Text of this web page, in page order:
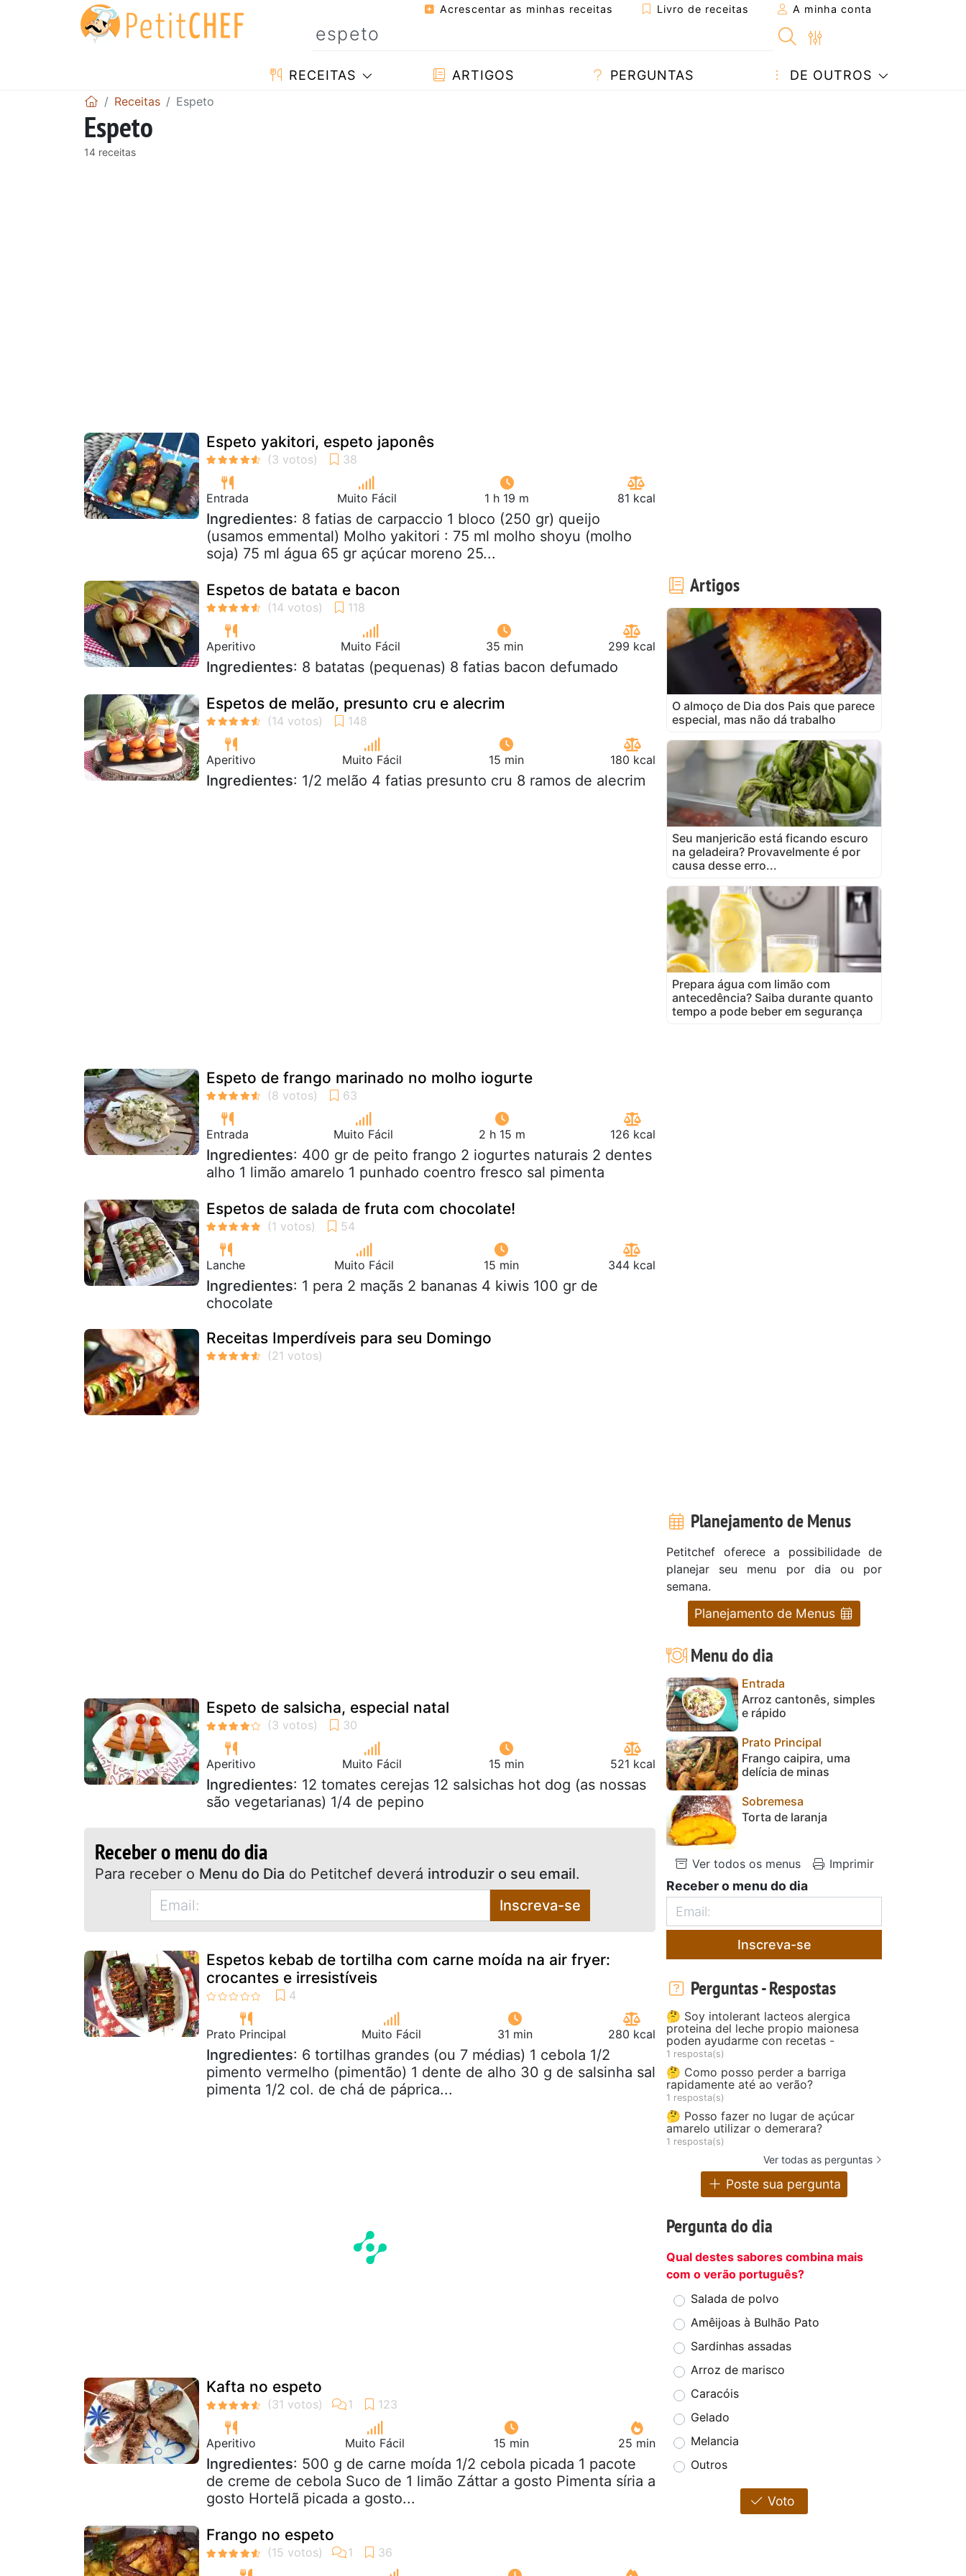
Acrescentar as minhas receitas Livro de receitas A minha conta
RECEITAS ARTIGOS PERGUNTAS DE OUTROS
Receitas Espeto
Espeto
14 receitas
Espeto yakitori, espeto japonês
Entrada Muito Fácil 1 h 19 m 81 kcal
Ingredientes: 8 fatias de carpaccio 1 bloco (250 gr) queijo
(usamos emmental) Molho yakitori : 75 ml molho shoyu (molho
soja) 75 ml água 65 gr açúcar moreno 25...
Espetos de batata e bacon
Aperitivo Muito Fácil 35 min 299 kcal
Ingredientes: 8 batatas (pequenas) 8 fatias bacon defumado
Espetos de melão, presunto cru e alecrim
Aperitivo Muito Fácil 15 min 180 kcal
Ingredientes: 1/2 melão 4 fatias presunto cru 8 ramos de alecrim
Espeto de frango marinado no molho iogurte
Entrada Muito Fácil 2 h 15 m 126 kcal
Ingredientes: 400 gr de peito frango 2 iogurtes naturais 2 dentes
alho 1 limão amarelo 1 punhado coentro fresco sal pimenta
Espetos de salada de fruta com chocolate!
Lanche Muito Fácil 15 min 344 kcal
Ingredientes: 1 pera 2 maçãs 2 bananas 4 kiwis 100 gr de
chocolate
Receitas Imperdíveis para seu Domingo
Espeto de salsicha, especial natal
Aperitivo Muito Fácil 15 min 521 kcal
Ingredientes: 12 tomates cerejas 12 salsichas hot dog (as nossas
são vegetarianas) 1/4 de pepino
Receber o menu do dia
Para receber o Menu do Dia do Petitchef deverá introduzir o seu email.
Inscreva-se
Espetos kebab de tortilha com carne moída na air fryer:
crocantes e irresistíveis
Prato Principal Muito Fácil 31 min 280 kcal
Ingredientes: 6 tortilhas grandes (ou 7 médias) 1 cebola 1/2
pimento vermelho (pimentão) 1 dente de alho 30 g de salsinha sal
pimenta 1/2 col. de chá de páprica...
Kafta no espeto
Aperitivo Muito Fácil 15 min 25 min
Ingredientes: 500 g de carne moída 1/2 cebola picada 1 pacote
de creme de cebola Suco de 1 limão Záttar a gosto Pimenta síria a
gosto Hortelã picada a gosto...
Frango no espeto
Artigos
O almoço de Dia dos Pais que parece
especial, mas não dá trabalho
Seu manjericão está ficando escuro
na geladeira? Provavelmente é por
causa desse erro...
Prepara água com limão com
antecedência? Saiba durante quanto
tempo a pode beber em segurança
Planejamento de Menus
Petitchef oferece a possibilidade de
planejar seu menu por dia ou por
semana.
Planejamento de Menus
Menu do dia
Entrada
Arroz cantonês, simples
e rápido
Prato Principal
Frango caipira, uma
delícia de minas
Sobremesa
Torta de laranja
Ver todos os menus Imprimir
Receber o menu do dia
Inscreva-se
Perguntas - Respostas
🤔 Soy intolerant lacteos alergica
proteina del leche propio maionesa
poden ayudarme con recetas -
1 resposta(s)
🤔 Como posso perder a barriga
rapidamente até ao verão?
1 resposta(s)
🤔 Posso fazer no lugar de açúcar
amarelo utilizar o demerara?
1 resposta(s)
Ver todas as perguntas
Poste sua pergunta
Pergunta do dia
Qual destes sabores combina mais
com o verão português?
Salada de polvo
Amêijoas à Bulhão Pato
Sardinhas assadas
Arroz de marisco
Caracóis
Gelado
Melancia
Outros
Voto